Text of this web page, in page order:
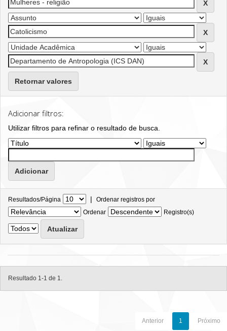
Retornar valores
Adicionar filtros:
Utilizar filtros para refinar o resultado de busca.
Resultados/Página | Ordenar registros por
Ordenar
Registro(s)
Resultado 1-1 de 1.
Anterior 1 Próximo